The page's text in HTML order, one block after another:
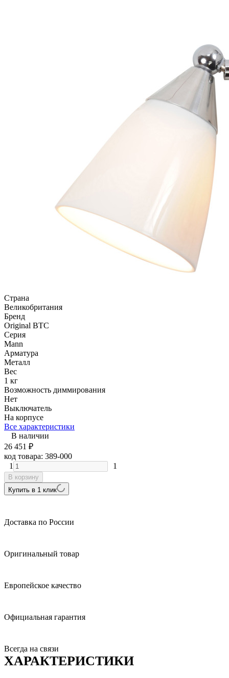
Страна
Великобритания
Бренд
Original BTC
Серия
Mann
Арматура
Металл
Вес
1 кг
Возможность диммирования
Нет
Выключатель
На корпусе
Все характеристики
В наличии
26 451 ₽
код товара: 389-000
1
1
В корзину
Купить в 1 клик
Доставка по России
Оригинальный товар
Европейское качество
Официальная гарантия
Всегда на связи
ХАРАКТЕРИСТИКИ